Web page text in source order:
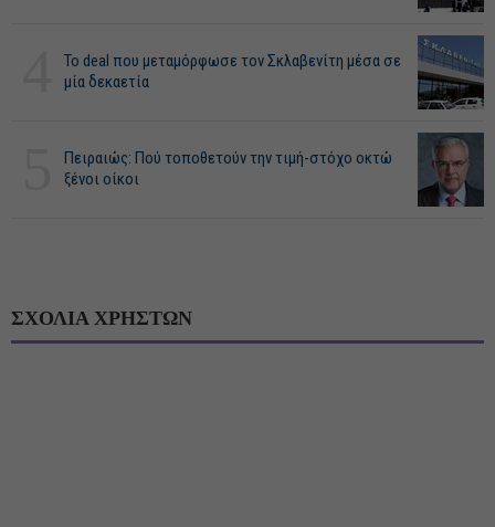
Το deal που μεταμόρφωσε τον Σκλαβενίτη μέσα σε
μία δεκαετία
Πειραιώς: Πού τοποθετούν την τιμή-στόχο οκτώ
ξένοι οίκοι
ΣΧΟΛΙΑ ΧΡΗΣΤΩΝ